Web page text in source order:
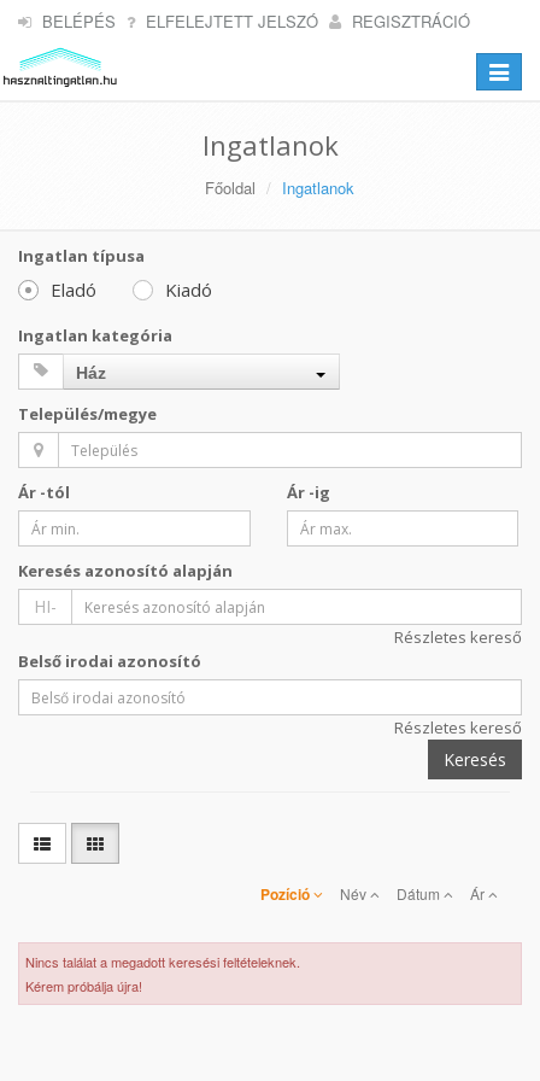
BELÉPÉS ELFELEJTETT JELSZÓ REGISZTRÁCIÓ
Toggle
Ingatlanok
Főoldal Ingatlanok
Ingatlan típusa
Eladó Kiadó
Ingatlan kategória
Ház
Település/megye
Ár -tól Ár -ig
Keresés azonosító alapján
HI-
Részletes kereső
Belső irodai azonosító
Részletes kereső
Keresés
Pozíció Név Dátum Ár
Nincs találat a megadott keresési feltételeknek.
Kérem próbálja újra!